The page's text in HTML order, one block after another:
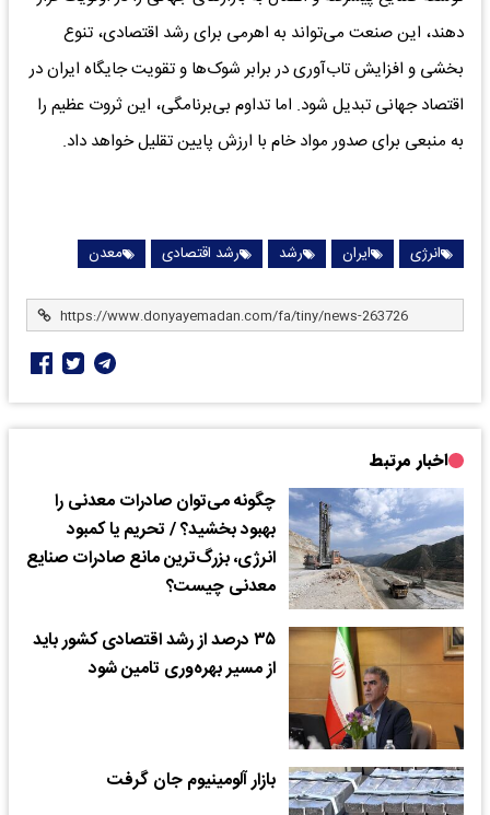
دهند، این صنعت می‌تواند به اهرمی برای رشد اقتصادی، تنوع
بخشی و افزایش تاب‌آوری در برابر شوک‌ها و تقویت جایگاه ایران در
اقتصاد جهانی تبدیل شود. اما تداوم بی‌برنامگی، این ثروت عظیم را
به منبعی برای صدور مواد خام با ارزش پایین تقلیل خواهد داد.
انرژی ایران رشد رشد اقتصادی معدن
اخبار مرتبط
چگونه می‌توان صادرات معدنی را
بهبود بخشید؟ / تحریم یا کمبود
انرژی، بزرگ‌ترین مانع صادرات صنایع
معدنی چیست؟
۳۵ درصد از رشد اقتصادی کشور باید
از مسیر بهره‌وری تامین شود
بازار آلومینیوم جان گرفت